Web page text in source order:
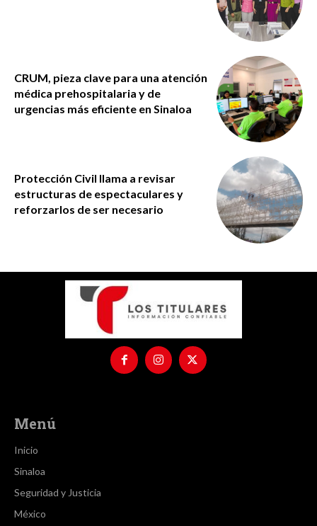
CRUM, pieza clave para una atención
médica prehospitalaria y de
urgencias más eficiente en Sinaloa
Protección Civil llama a revisar
estructuras de espectaculares y
reforzarlos de ser necesario
Menú
Inicio
Sinaloa
Seguridad y Justicia
México